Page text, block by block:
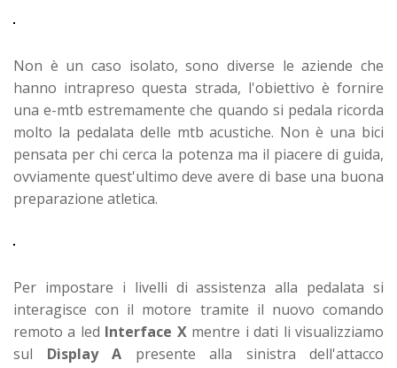
Non è un caso isolato, sono diverse le aziende che
hanno intrapreso questa strada, l'obiettivo è fornire
una e-mtb estremamente che quando si pedala ricorda
molto la pedalata delle mtb acustiche. Non è una bici
pensata per chi cerca la potenza ma il piacere di guida,
ovviamente quest'ultimo deve avere di base una buona
preparazione atletica.
Per impostare i livelli di assistenza alla pedalata si
interagisce con il motore tramite il nuovo comando
remoto a led Interface Xmentre i dati li visualizziamo
sul Display A presente alla sinistra dell'attacco